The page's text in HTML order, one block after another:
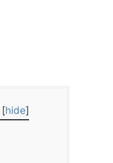
[hide]